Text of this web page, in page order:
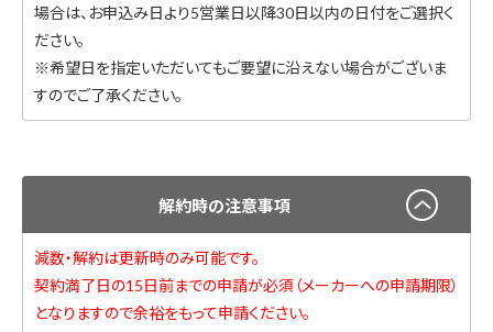
場合は、お申込み日より5営業日以降30日以内の日付をご選択く
ださい。
※希望日を指定いただいてもご要望に沿えない場合がございま
すのでご了承ください。
解約時の注意事項
減数・解約は更新時のみ可能です。
契約満了日の15日前までの申請が必須（メーカーへの申請期限）
となりますので余裕をもって申請ください。